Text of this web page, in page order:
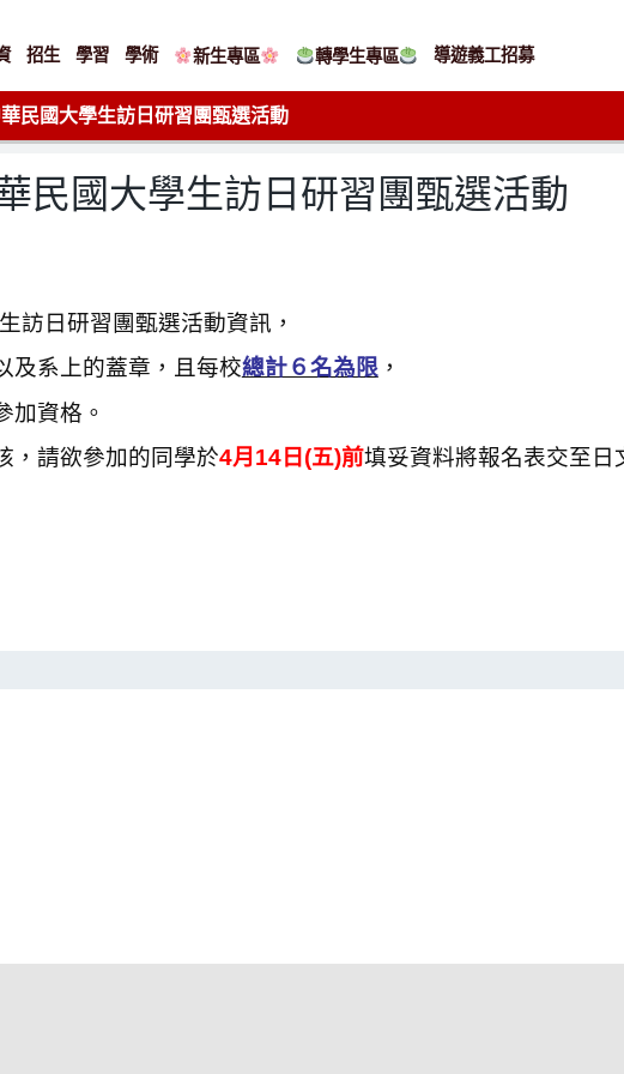
招生 學習 學術 新生專區 轉學生專區 導遊義工招募
民國大學生訪日研習團甄選活動
民國大學生訪日研習團甄選活動
訪日研習團甄選活動資訊，
及系上的蓋章，且每校總計６名為限，
加資格。
，請欲參加的同學於4月14日(五)前填妥資料將報名表交至日